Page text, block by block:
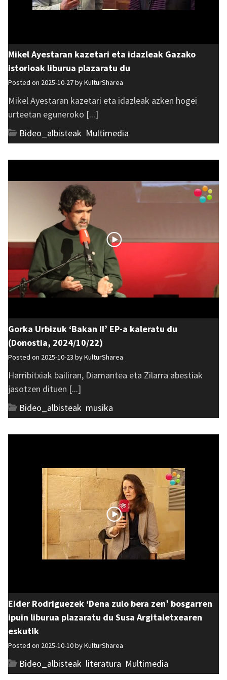
Mikel Ayestaran kazetari eta idazleak Gazako
istorioak liburua plazaratu du
Posted on 2025-10-27 byKulturSharea
Mikel Ayestaran kazetari eta idazleak azken hogei
urteetan eguneroko [...]
Bideo_albisteak Multimedia
Gorka Urbizuk ‘Bakan II’ EP-a kaleratu du
(Donostia, 2024/10/22)
Posted on 2025-10-23 byKulturSharea
Harribitxiak bailiran, Diamantea eta Zilarra abestiak
jasotzen dituen [...]
Bideo_albisteak musika
Eider Rodriguezek ‘Dena zulo bera zen’ bosgarren
ipuin liburua plazaratu du Susa Argitaletxearen
eskutik
Posted on 2025-10-10 byKulturSharea
Bideo_albisteak literatura Multimedia